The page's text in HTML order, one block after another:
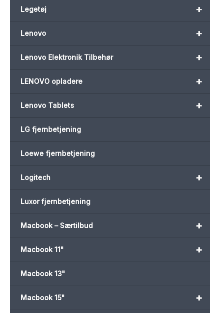
+
Legetøj
+
Lenovo
+
Lenovo Elektronik Tilbehør
+
LENOVO opladere
+
Lenovo Tablets
LG fjernbetjening
Loewe fjernbetjening
+
Logitech
Luxor fjernbetjening
+
Macbook – Særtilbud
+
Macbook 11"
Macbook 13"
+
Macbook 15"